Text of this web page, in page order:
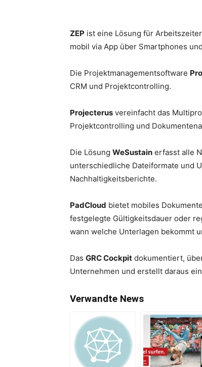
ZEP ist eine Lösung für
mobil via App über Smartphones
Die Projektmanagementsoftware
CRM und Projektcontrolling.
Projecterus vereinfacht das
Projektcontrolling und
Die Lösung WeSustain erfasst alle
unterschiedliche Dateiformate und
Nachhaltigkeitsberichte.
PadCloud bietet mobiles
festgelegte Gültigkeitsdauer oder
wann welche Unterlagen bekommt
Das GRC Cockpit dokumentiert,
Unternehmen und erstellt daraus
Verwandte News